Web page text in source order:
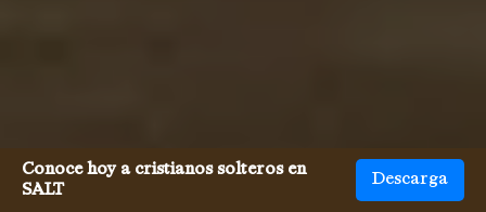
Conoce hoy a cristianos solteros en
SALT
Descarga